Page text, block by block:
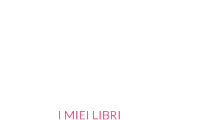
I MIEI LIBRI